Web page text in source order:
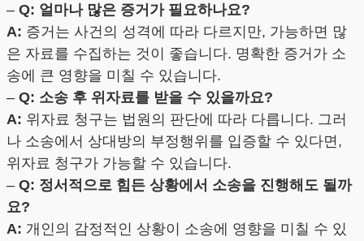
– Q: 얼마나 많은 증거가 필요하나요?
A: 증거는 사건의 성격에 따라 다르지만, 가능하면 많
은 자료를 수집하는 것이 좋습니다. 명확한 증거가 소
송에 큰 영향을 미칠 수 있습니다.
– Q: 소송 후 위자료를 받을 수 있을까요?
A: 위자료 청구는 법원의 판단에 따라 다릅니다. 그러
나 소송에서 상대방의 부정행위를 입증할 수 있다면,
위자료 청구가 가능할 수 있습니다.
– Q: 정서적으로 힘든 상황에서 소송을 진행해도 될까
요?
A: 개인의 감정적인 상황이 소송에 영향을 미칠 수 있